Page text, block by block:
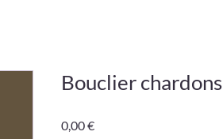
Bouclier chardons
0,00 €Prix